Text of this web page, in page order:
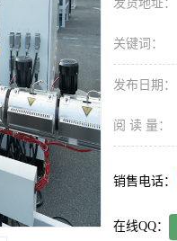
发货地址：
关键词：
发布日期：
阅 读 量：
销售电话：
在线QQ：